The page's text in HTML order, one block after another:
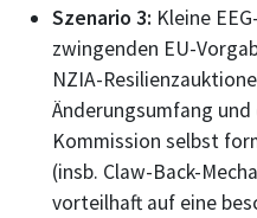
Szenario 3: Kleine
zwingenden EU-
NZIA-
Änderungsumfang
Kommission selbst
(insb. Claw-Back-
vorteilhaft auf eine